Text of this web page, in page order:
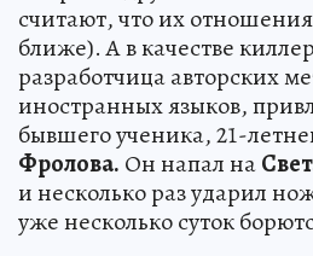
считают, что их
ближе). А в качестве
разработчица авторских
иностранных языков,
бывшего ученика, 21-
Фролова. Он напал на
и несколько раз ударил
уже несколько суток